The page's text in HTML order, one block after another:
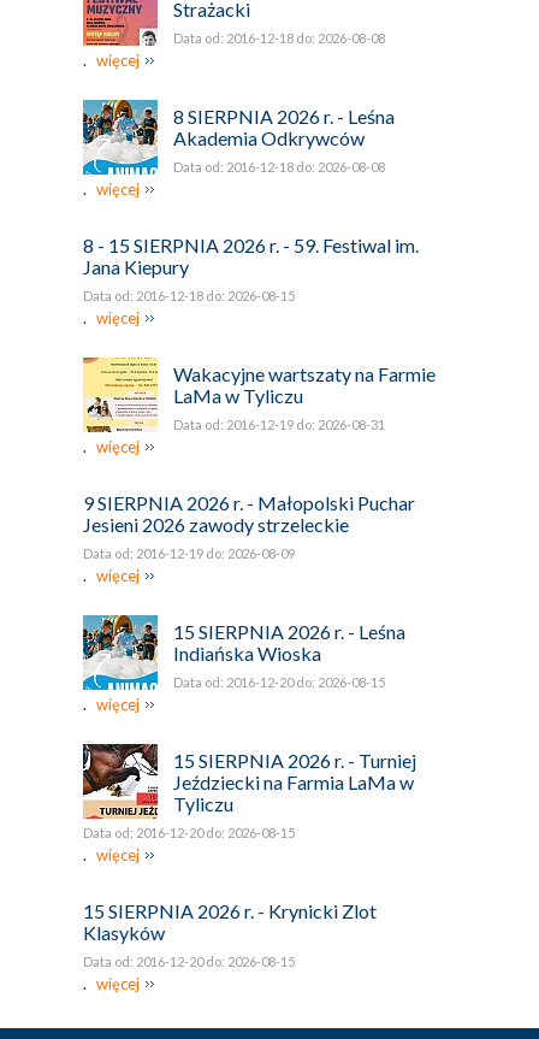
Strażacki
Data od: 2016-12-18 do: 2026-08-08
. więcej
8 SIERPNIA 2026 r. - Leśna
Akademia Odkrywców
Data od: 2016-12-18 do: 2026-08-08
. więcej
8 - 15 SIERPNIA 2026 r. - 59. Festiwal im.
Jana Kiepury
Data od: 2016-12-18 do: 2026-08-15
. więcej
Wakacyjne wartszaty na Farmie
LaMa w Tyliczu
Data od: 2016-12-19 do: 2026-08-31
. więcej
9 SIERPNIA 2026 r. - Małopolski Puchar
Jesieni 2026 zawody strzeleckie
Data od: 2016-12-19 do: 2026-08-09
. więcej
15 SIERPNIA 2026 r. - Leśna
Indiańska Wioska
Data od: 2016-12-20 do: 2026-08-15
. więcej
15 SIERPNIA 2026 r. - Turniej
Jeździecki na Farmia LaMa w
Tyliczu
Data od: 2016-12-20 do: 2026-08-15
. więcej
15 SIERPNIA 2026 r. - Krynicki Zlot
Klasyków
Data od: 2016-12-20 do: 2026-08-15
. więcej